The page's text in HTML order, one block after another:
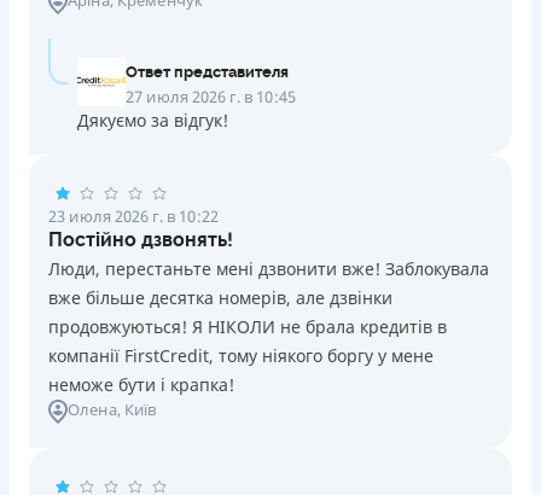
Ответ представителя
27 июля 2026 г. в 10:45
Дякуємо за відгук!
23 июля 2026 г. в 10:22
Постійно дзвонять!
Люди, перестаньте мені дзвонити вже! Заблокувала
вже більше десятка номерів, але дзвінки
продовжуються! Я НІКОЛИ не брала кредитів в
компанії FirstCredit, тому ніякого боргу у мене
неможе бути і крапка!
Олена, Київ